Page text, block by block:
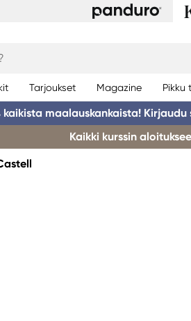
Tarjoukset Magazine Pikku
kaikista maalauskankaista!
Kaikki kurssin